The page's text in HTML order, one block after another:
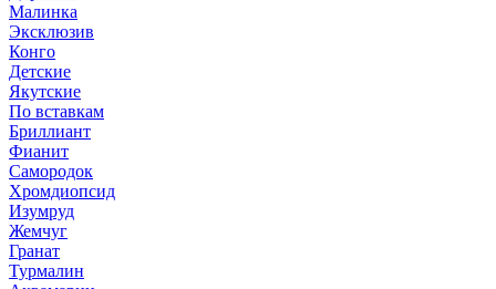
Малинка
Эксклюзив
Конго
Детские
Якутские
По вставкам
Бриллиант
Фианит
Самородок
Хромдиопсид
Изумруд
Жемчуг
Гранат
Турмалин